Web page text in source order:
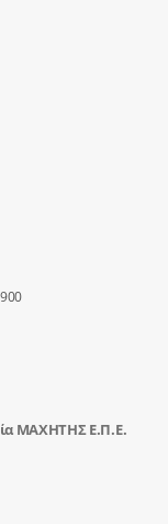
ΜΑΧΗΤΗΣ Ε.Π.Ε.